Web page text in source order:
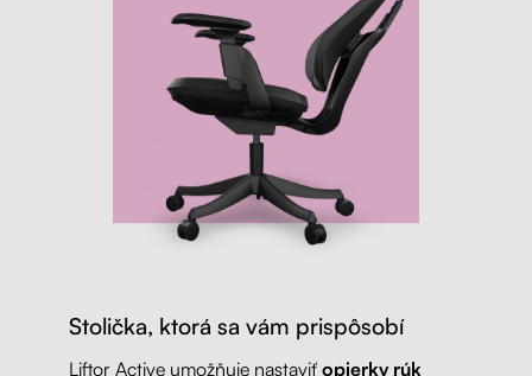
Stolička, ktorá sa vám prispôsobí
Liftor Active umožňuje nastaviť opierky rúk